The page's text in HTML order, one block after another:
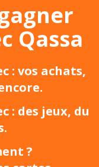
Qassa
: vos achats,
: des jeux, du
?